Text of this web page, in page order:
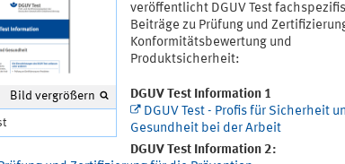
Bild vergrößern
veröffentlicht DGUV Test
Beiträge zu Prüfung und
Konformitätsbewertung und
Produktsicherheit:
DGUV Test Information 1
DGUV Test - Profis für Sicherheit
Gesundheit bei der Arbeit
DGUV Test Information 2: